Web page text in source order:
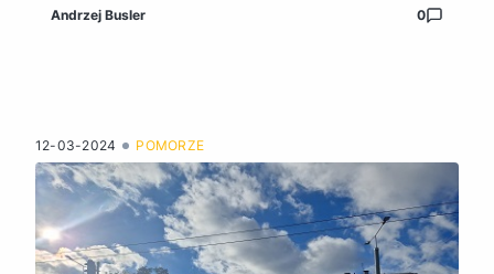
Andrzej Busler 0
12-03-2024 POMORZE